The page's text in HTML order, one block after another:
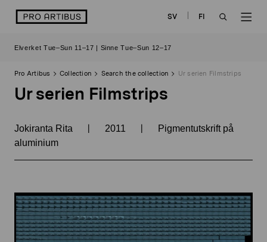
logo SV
FI
Elverket Tue–Sun 11–17 | Sinne Tue–Sun 12–17
Pro Artibus Collection Search the collection Ur serien Filmstrips
Ur serien Filmstrips
Jokiranta Rita | 2011 |
Pigmentutskrift på
aluminium